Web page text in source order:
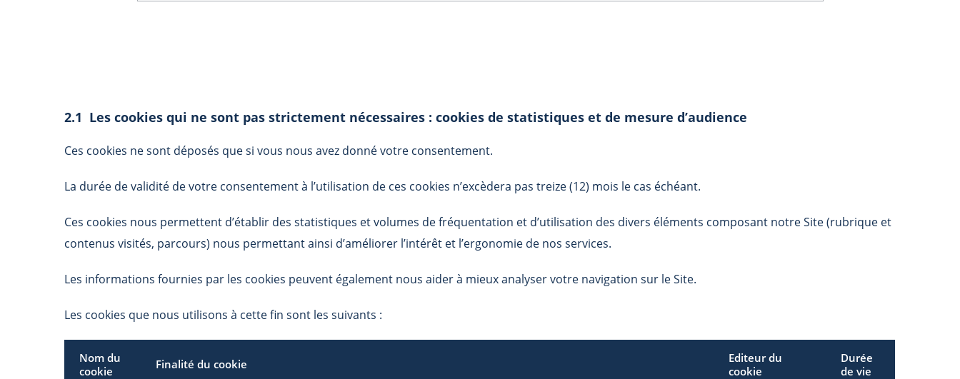
2.1 Les cookies qui ne sont pas strictement nécessaires : cookies de statistiques et de mesure d’audience
Ces cookies ne sont déposés que si vous nous avez donné votre consentement.
La durée de validité de votre consentement à l’utilisation de ces cookies n’excèdera pas treize (12) mois le cas échéant.
Ces cookies nous permettent d’établir des statistiques et volumes de fréquentation et d’utilisation des divers éléments composant notre Site (rubrique et
contenus visités, parcours) nous permettant ainsi d’améliorer l’intérêt et l’ergonomie de nos services.
Les informations fournies par les cookies peuvent également nous aider à mieux analyser votre navigation sur le Site.
Les cookies que nous utilisons à cette fin sont les suivants :
Nom du
cookie
Finalité du cookie
Editeur du
cookie
Durée
de vie